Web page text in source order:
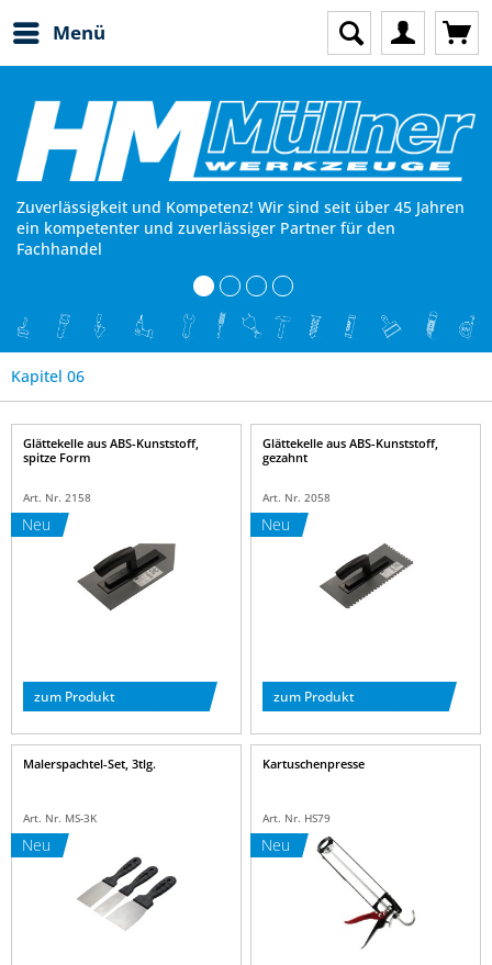
Menü
Zuverlässigkeit und Kompetenz! Wir sind seit über 45 Jahren
ein kompetenter und zuverlässiger Partner für den
Fachhandel
Kapitel 06
Neu
Glättekelle aus ABS-Kunststoff,
spitze Form
Art. Nr. 2158
zum Produkt
Neu
Glättekelle aus ABS-Kunststoff,
gezahnt
Art. Nr. 2058
zum Produkt
Neu
Malerspachtel-Set, 3tlg.
Art. Nr. MS-3K
Neu
Kartuschenpresse
Art. Nr. HS79